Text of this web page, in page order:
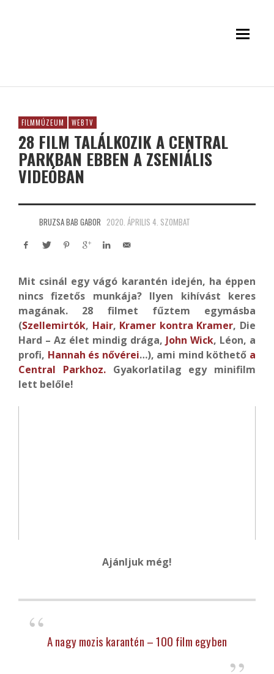
FILMMÚZEUM WEBTV
28 FILM TALÁLKOZIK A CENTRAL
PARKBAN EBBEN A ZSENIÁLIS
VIDEÓBAN
BRUZSA BAB GABOR 2020. ÁPRILIS 4. SZOMBAT
Mit csinál egy vágó karantén idején, ha éppen
nincs fizetős munkája? Ilyen kihívást keres
magának. 28 filmet fűztem egymásba
(Szellemirtók, Hair, Kramer kontra Kramer, Die
Hard – Az élet mindig drága, John Wick, Léon, a
profi, Hannah és nővérei…), ami mind köthető a
Central Parkhoz.Gyakorlatilag egy minifilm
lett belőle!
Ajánljuk még!
A nagy mozis karantén – 100 film egyben